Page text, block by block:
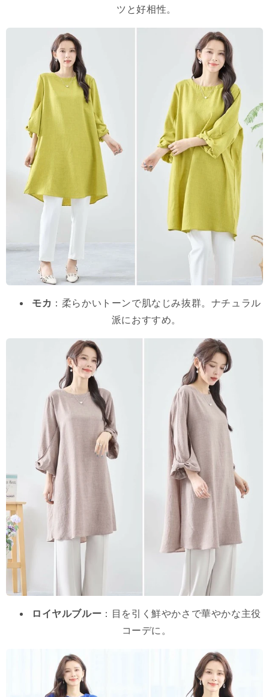
ツと好相性。
モカ ：柔らかいトーンで肌なじみ抜群。ナチュラル
派におすすめ。
ロイヤルブルー ：目を引く鮮やかさで華やかな主役
コーデに。